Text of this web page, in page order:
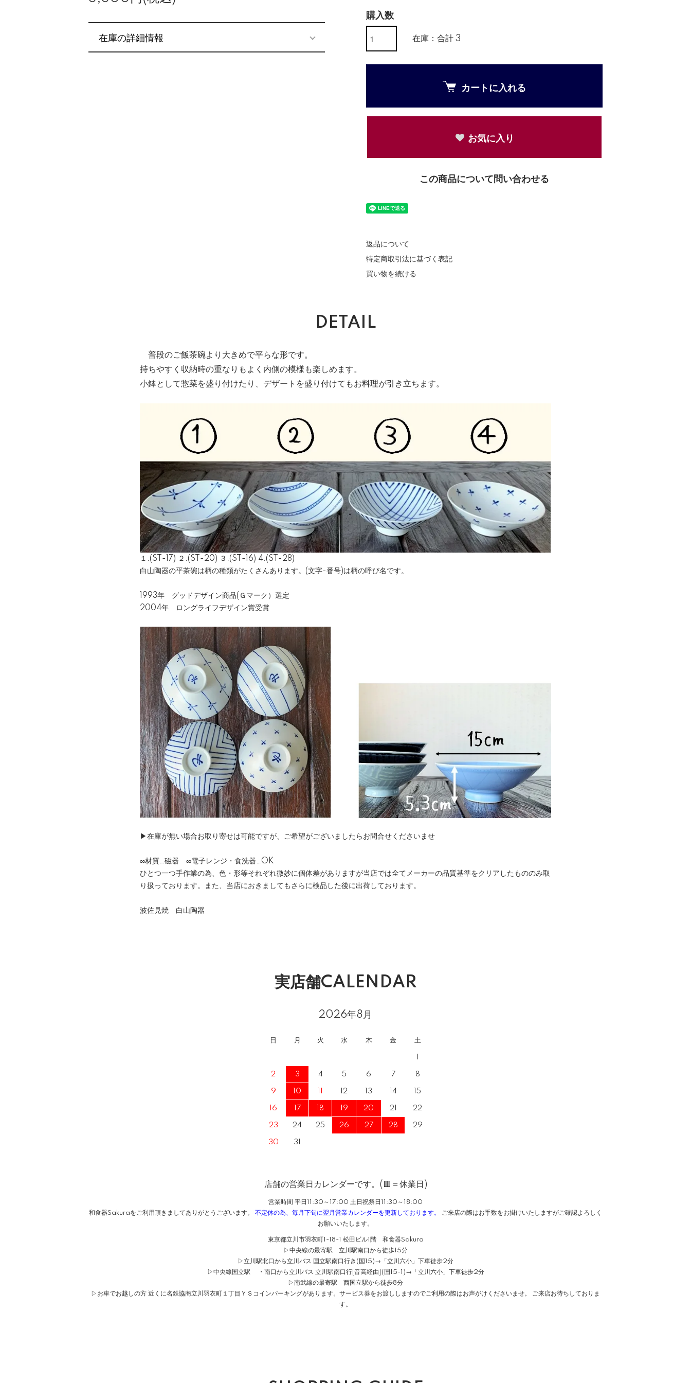
在庫の詳細情報
購入数
在庫：合計 3
カートに入れる
お気に入り
この商品について問い合わせる
返品について
特定商取引法に基づく表記
買い物を続ける
DETAIL
普段のご飯茶碗より大きめで平らな形です。
持ちやすく収納時の重なりもよく内側の模様も楽しめます。
小鉢として惣菜を盛り付けたり、デザートを盛り付けてもお料理が引き立ちます。
１.(ST-17) ２.(ST-20) ３.(ST-16) 4.(ST-28)
白山陶器の平茶碗は柄の種類がたくさんあります。(文字-番号)は柄の呼び名です。
1993年 グッドデザイン商品(Ｇマーク）選定
2004年 ロングライフデザイン賞受賞
▶在庫が無い場合お取り寄せは可能ですが、ご希望がございましたらお問合せくださいませ
∞材質…磁器 ∞電子レンジ・食洗器…OK
ひとつ一つ手作業の為、色・形等それぞれ微妙に個体差がありますが当店では全てメーカーの品質基準をクリアしたもののみ取
り扱っております。また、当店におきましてもさらに検品した後に出荷しております。
波佐見焼 白山陶器
実店舗CALENDAR
2026年8月
日 月 火 水 木 金 土
2 3 4 5 6 7 8
9 10 12 13 14 15
16 17 18 19 20 21 22
23 24 25 26 27 28 29
30 31
店舗の営業日カレンダーです。(🟥＝休業日)
営業時間 平日11:30～17:00 土日祝祭日11:30～18:00
和食器Sakuraをご利用頂きましてありがとうございます。 不定休の為、毎月下旬に翌月営業カレンダーを更新しております。
ご来店の際はお手数をお掛けいたしますがご確認よろしく
お願いいたします。
東京都立川市羽衣町1-18-1 松田ビル1階 和食器Sakura
▷中央線の最寄駅 立川駅南口から徒歩15分
▷立川駅北口から立川バス 国立駅南口行き(国15)→「立川六小」下車徒歩2分
▷中央線国立駅 ・南口から立川バス 立川駅南口行[音高経由](国15-1)→「立川六小」下車徒歩2分
▷南武線の最寄駅 西国立駅から徒歩8分
▷お車でお越しの方 近くに名鉄協商立川羽衣町１丁目ＹＳコインパーキングがあります。サービス券をお渡ししますのでご利用の際はお声がけくださいませ。 ご来店お待ちしておりま
す。